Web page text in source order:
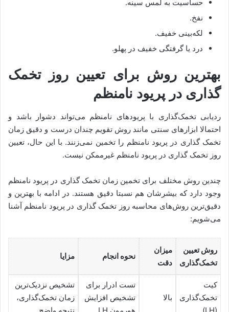
حساسیت به لمس سینه.
نفخ.
لکه‌بینی خفیف.
درد یا گرفتگی خفیف در پهلو.
بهترین روش برای تعیین روز تخمک
گذاری در پریود نامنظم
ردیابی تخمک‌گذاری با پریودهای نامنظم می‌تواند دشوار باشد و
احتمالا ابزارهای سنتی مانند روش تقویم چندان درست و دقیق زمان
تخمک گذاری در پریود نامنظم را تخمین نمی‌زنند. با این حال، تعیین
روز تخمک گذاری در پریود نامنظم غیرممکن نیست.
چندین روش مختلف برای تخمین زمان تخمک گذاری در پریود نامنظم
وجود دارد که بیشرشان هم نسبتا دقیق هستند. در ادامه با بهترین و
دقیق‌ترین روش‌های محاسبه روز تخمک گذاری در پریود نامنظم آشنا
می‌شویم:
روش تعیین
تخمک‌گذاری
میزان
دقت
نحوه انجام مزایا
کیت
تخمک‌گذاری
بالا
تست ادرار برای
تشخیص افزایش
تشخیص نزدیک‌ترین
زمان تخمک‌گذاری،